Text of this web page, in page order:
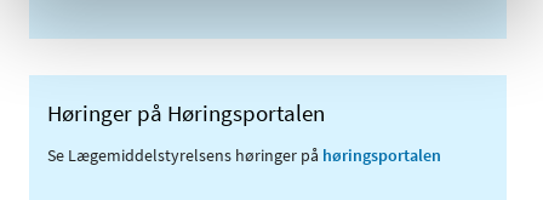
Høringer på Høringsportalen
Se Lægemiddelstyrelsens høringer på høringsportalen